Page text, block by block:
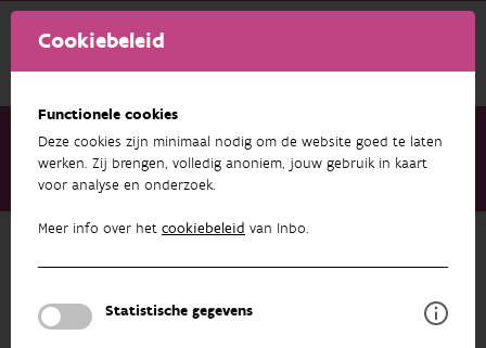
Cookiebeleid
Functionele cookies
Deze cookies zijn minimaal nodig om de website goed te laten
werken. Zij brengen, volledig anoniem, jouw gebruik in kaart
voor analyse en onderzoek.
Meer info over het cookiebeleid van Inbo.
Statistische gegevens
Over ons Medewerkers